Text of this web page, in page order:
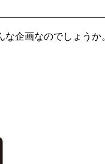
企画なのでしょうか。